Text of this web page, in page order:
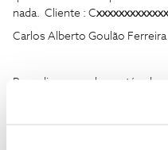
nada. Cliente : C
Carlos Alberto Goulão Ferreira
Bom dia, o voucher está a
instalação dos serviços a ser
não está na pasta SPAM ? Se